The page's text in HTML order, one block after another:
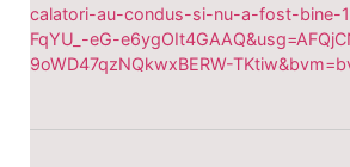
calatori-au-condus-si-nu-a-fost-bine-
FqYU_-eG-
9oWD47qzNQkwxBERW-